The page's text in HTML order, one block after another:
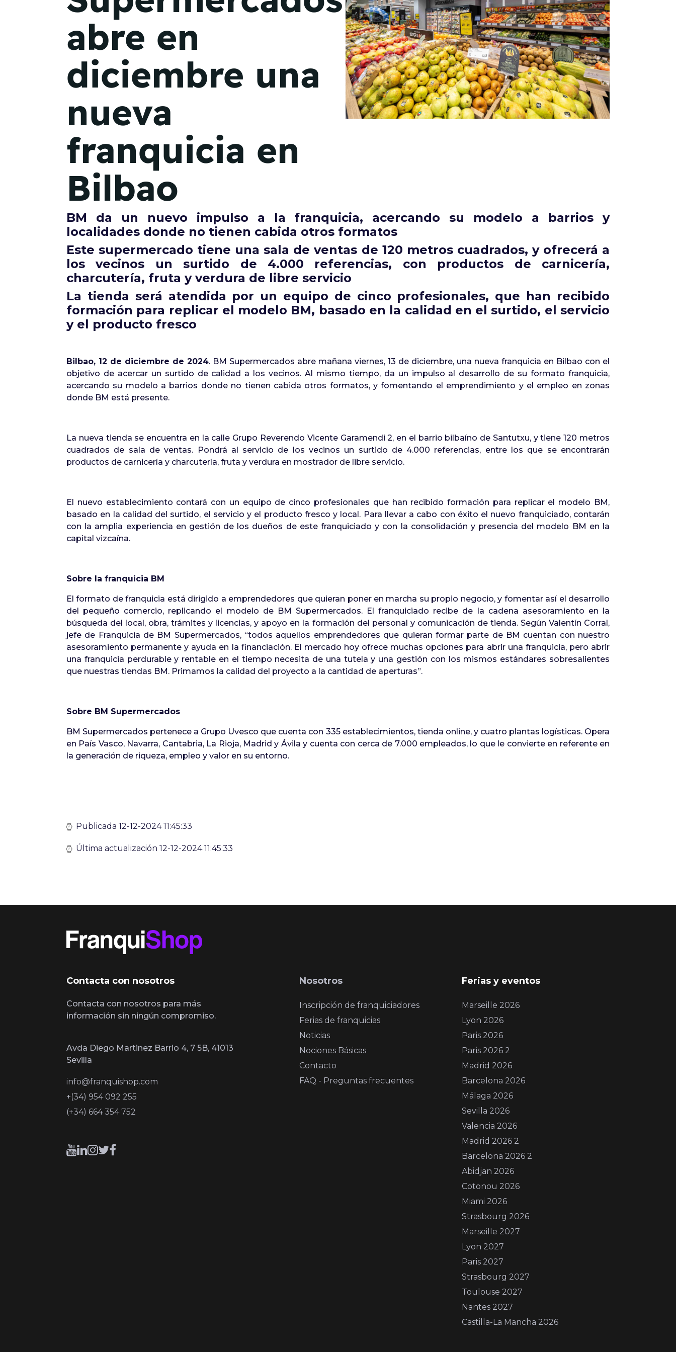
de junio
Madrid 2026 2 -08
de octubre
Castilla-La Mancha
22 de octubre
Barcelona 2026 2 -
05 de noviembre
Infórmate
abre en
diciembre una
nueva
franquicia en
Bilbao
BM da un nuevo impulso a la franquicia, acercando su modelo a barrios y
localidades donde no tienen cabida otros formatos
Este supermercado tiene una sala de ventas de 120 metros cuadrados, y ofrecerá a
los vecinos un surtido de 4.000 referencias,
con productos de carnicería,
charcutería, fruta y verdura de libre servicio
La tienda será atendida por un equipo de cinco profesionales, que han recibido
formación para replicar el modelo BM, basado en la calidad en el surtido, el servicio
y el producto fresco
Bilbao, 12 de diciembre de 2024. BM Supermercados abre mañana viernes, 13 de diciembre, una nueva franquicia en Bilbao con el
objetivo de acercar un surtido de calidad a los vecinos. Al mismo tiempo, da un impulso al desarrollo de su formato franquicia,
acercando su modelo a barrios donde no tienen cabida otros formatos, y fomentando el emprendimiento y el empleo en zonas
donde BM está presente.
La nueva tienda se encuentra en la calle Grupo Reverendo Vicente Garamendi 2, en el barrio bilbaíno de Santutxu, y tiene 120 metros
cuadrados de sala de ventas. Pondrá al servicio de los vecinos un surtido de 4.000 referencias, entre los que se encontrarán
productos de carnicería y charcutería, fruta y verdura en mostrador de libre servicio.
El nuevo establecimiento contará con un equipo de cinco profesionales que han recibido formación para replicar el modelo BM,
basado en la calidad del surtido, el servicio y el producto fresco y local. Para llevar a cabo con éxito el nuevo franquiciado, contarán
con la amplia experiencia en gestión de los dueños de este franquiciado y con la consolidación y presencia del modelo BM en la
capital vizcaína.
Sobre la franquicia BM
El formato de franquicia está dirigido a emprendedores que quieran poner en marcha su propio negocio, y fomentar así el desarrollo
del pequeño comercio, replicando el modelo de BM Supermercados. El franquiciado recibe de la cadena asesoramiento en la
búsqueda del local, obra, trámites y licencias, y apoyo en la formación del personal y comunicación de tienda. Según Valentín Corral,
jefe de Franquicia de BM Supermercados, “todos aquellos emprendedores que quieran formar parte de BM cuentan con nuestro
asesoramiento permanente y ayuda en la financiación. El mercado hoy ofrece muchas opciones para abrir una franquicia, pero abrir
una franquicia perdurable y rentable en el tiempo necesita de una tutela y una gestión con los mismos estándares sobresalientes
que nuestras tiendas BM. Primamos la calidad del proyecto a la cantidad de aperturas”.
Sobre BM Supermercados
BM Supermercados pertenece a Grupo Uvesco que cuenta con 335 establecimientos, tienda online, y cuatro plantas logísticas. Opera
en País Vasco, Navarra, Cantabria, La Rioja, Madrid y Ávila y cuenta con cerca de 7.000 empleados, lo que le convierte en referente en
la generación de riqueza, empleo y valor en su entorno.
Publicada 12-12-2024 11:45:33
Última actualización 12-12-2024 11:45:33
Contacta con nosotros
Contacta con nosotros para más
información sin ningún compromiso.
Avda Diego Martinez Barrio 4, 7 5B, 41013
Sevilla
info@franquishop.com
+(34) 954 092 255
(+34) 664 354 752
Nosotros
Inscripción de franquiciadores
Ferias de franquicias
Noticias
Nociones Básicas
Contacto
FAQ - Preguntas frecuentes
Ferias y eventos
Marseille 2026
Lyon 2026
Paris 2026
Paris 2026 2
Madrid 2026
Barcelona 2026
Málaga 2026
Sevilla 2026
Valencia 2026
Madrid 2026 2
Barcelona 2026 2
Abidjan 2026
Cotonou 2026
Miami 2026
Strasbourg 2026
Marseille 2027
Lyon 2027
Paris 2027
Strasbourg 2027
Toulouse 2027
Nantes 2027
Castilla-La Mancha 2026